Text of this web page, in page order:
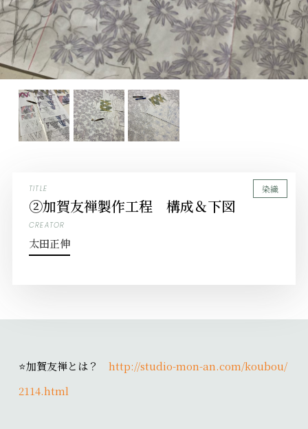
TITLE
②加賀友禅製作工程 構成＆下図
CREATOR
太田正伸
染織
⭐️加賀友禅とは？ http://studio-mon-an.com/koubou/
2114.html